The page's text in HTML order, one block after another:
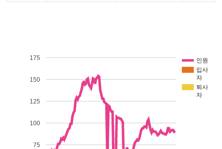
인원
입사
자
퇴사
자
75
100
125
150
175